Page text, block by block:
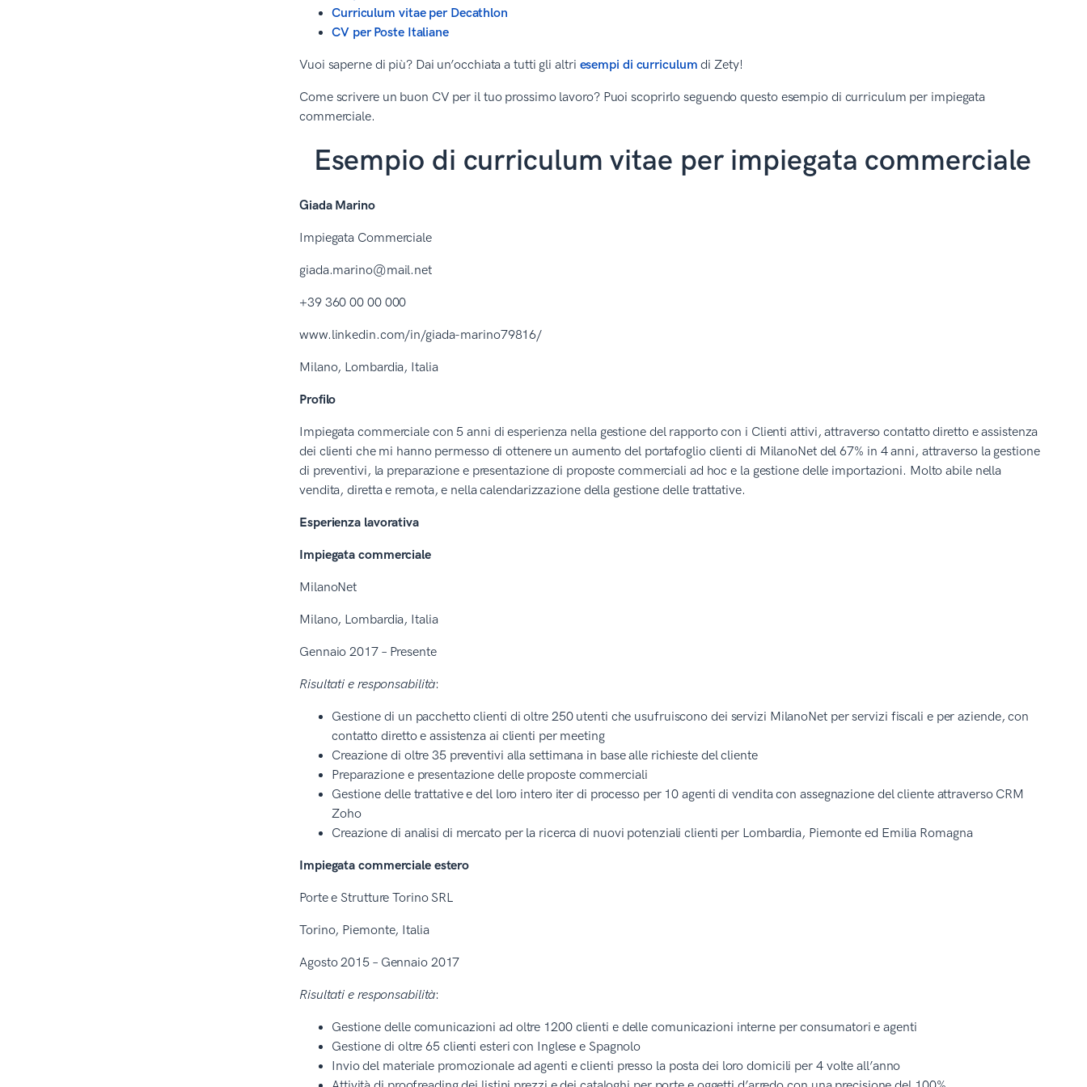
Curriculum vitae per Decathlon
CV per Poste Italiane
Vuoi saperne di più? Dai un’occhiata a tutti gli altri esempi di curriculum di Zety!
Come scrivere un buon CV per il tuo prossimo lavoro? Puoi scoprirlo seguendo questo esempio di curriculum per impiegata
commerciale.
Esempio di curriculum vitae per impiegata commerciale
Giada Marino
Impiegata Commerciale
giada.marino@mail.net
+39 360 00 00 000
www.linkedin.com/in/giada-marino79816/
Milano, Lombardia, Italia
Profilo
Impiegata commerciale con 5 anni di esperienza nella gestione del rapporto con i Clienti attivi, attraverso contatto diretto e assistenza
dei clienti che mi hanno permesso di ottenere un aumento del portafoglio clienti di MilanoNet del 67% in 4 anni, attraverso la gestione
di preventivi, la preparazione e presentazione di proposte commerciali ad hoc e la gestione delle importazioni. Molto abile nella
vendita, diretta e remota, e nella calendarizzazione della gestione delle trattative.
Esperienza lavorativa
Impiegata commerciale
MilanoNet
Milano, Lombardia, Italia
Gennaio 2017 – Presente
Risultati e responsabilità:
Gestione di un pacchetto clienti di oltre 250 utenti che usufruiscono dei servizi MilanoNet per servizi fiscali e per aziende, con
contatto diretto e assistenza ai clienti per meeting
Creazione di oltre 35 preventivi alla settimana in base alle richieste del cliente
Preparazione e presentazione delle proposte commerciali
Gestione delle trattative e del loro intero iter di processo per 10 agenti di vendita con assegnazione del cliente attraverso CRM
Zoho
Creazione di analisi di mercato per la ricerca di nuovi potenziali clienti per Lombardia, Piemonte ed Emilia Romagna
Impiegata commerciale estero
Porte e Strutture Torino SRL
Torino, Piemonte, Italia
Agosto 2015 – Gennaio 2017
Risultati e responsabilità:
Gestione delle comunicazioni ad oltre 1200 clienti e delle comunicazioni interne per consumatori e agenti
Gestione di oltre 65 clienti esteri con Inglese e Spagnolo
Invio del materiale promozionale ad agenti e clienti presso la posta dei loro domicili per 4 volte all’anno